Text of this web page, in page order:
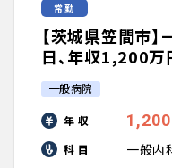
常勤
【茨城県笠間市
日、年収1,200万
一般病院
年 収 1,200
科 目
一般内